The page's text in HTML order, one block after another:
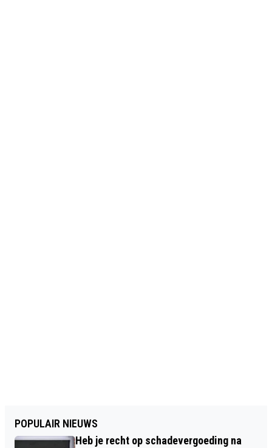
POPULAIR NIEUWS
Heb je recht op schadevergoeding na